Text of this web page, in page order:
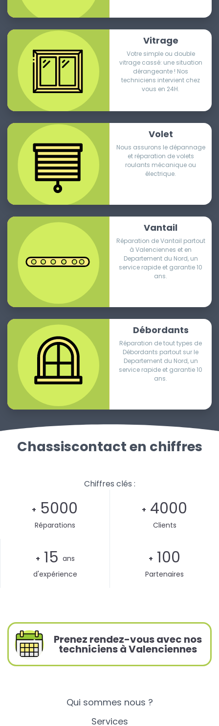
Vitrage
Votre simple ou double
vitrage cassé: une situation
dérangeante ! Nos
techniciens intervient chez
vous en 24H.
Volet
Nous assurons le dépannage
et réparation de volets
roulants mécanique ou
électrique.
Vantail
Réparation de Vantail partout
à Valenciennes et en
Departement du Nord, un
service rapide et garantie 10
ans.
Débordants
Réparation de tout types de
Débordants partout sur le
Departement du Nord, un
service rapide et garantie 10
ans.
Chassiscontact en chiffres
Chiffres clés :
+ 5000
Réparations
+ 4000
Clients
+ 15 ans
d'expérience
+ 100
Partenaires
Prenez rendez-vous avec nos
techniciens à Valenciennes
Qui sommes nous ?
Services